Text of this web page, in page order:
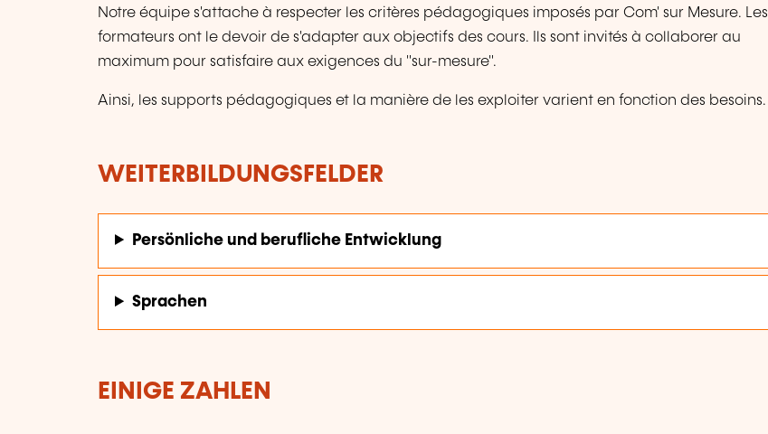
Notre équipe s'attache à respecter les critères pédagogiques imposés par Com' sur Mesure. Les
formateurs ont le devoir de s'adapter aux objectifs des cours. Ils sont invités à collaborer au
maximum pour satisfaire aux exigences du "sur-mesure".
Ainsi, les supports pédagogiques et la manière de les exploiter varient en fonction des besoins.
WEITERBILDUNGSFELDER
Persönliche und berufliche Entwicklung
Sprachen
EINIGE ZAHLEN